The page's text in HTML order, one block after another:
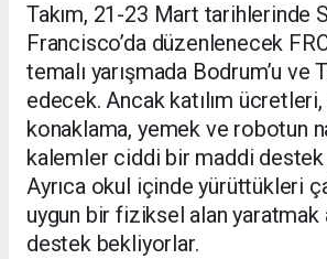
Takım, 21-23 Mart tarihlerinde
Francisco’da düzenlenecek
temalı yarışmada Bodrum’u ve
edecek. Ancak katılım ücretleri,
konaklama, yemek ve robotun
kalemler ciddi bir maddi
Ayrıca okul içinde yürüttükleri
uygun bir fiziksel alan yaratmak
destek bekliyorlar.